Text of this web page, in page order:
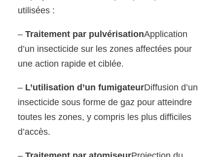
utilisées :
–Traitement par pulvérisationApplication
d’un insecticide sur les zones affectées pour
une action rapide et ciblée.
– L’utilisation d’un fumigateurDiffusion d’un
insecticide sous forme de gaz pour atteindre
toutes les zones, y compris les plus difficiles
d’accès.